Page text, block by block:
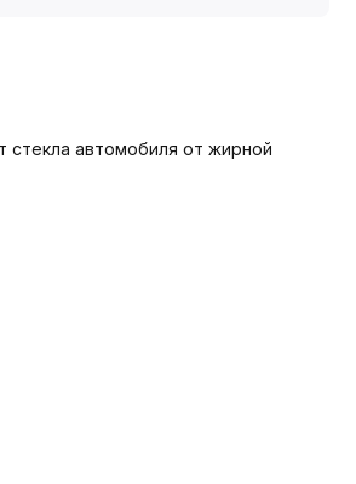
стекла автомобиля от жирной